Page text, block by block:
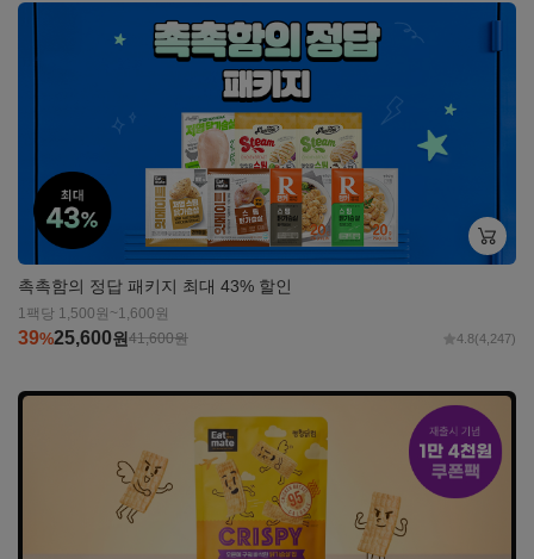
촉촉함의 정답 패키지 최대 43% 할인
1팩당 1,500원~1,600원
39%25,600원41,600원 4.8(4,247)
자세히
자세히